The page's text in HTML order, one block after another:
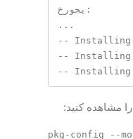
خروجی:
...
-- Installing:
-- Installing:
-- Installing: